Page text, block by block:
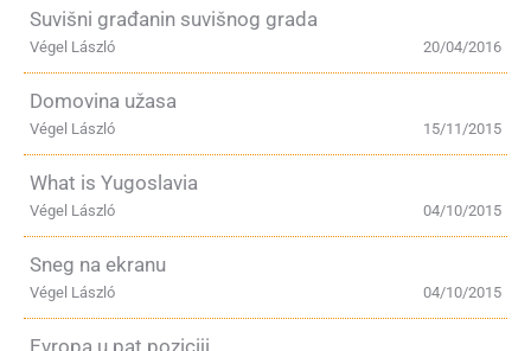
Suvišni građanin suvišnog grada
20/04/2016
Végel László
Domovina užasa
15/11/2015
Végel László
What is Yugoslavia
04/10/2015
Végel László
Sneg na ekranu
04/10/2015
Végel László
Evropa u pat poziciji